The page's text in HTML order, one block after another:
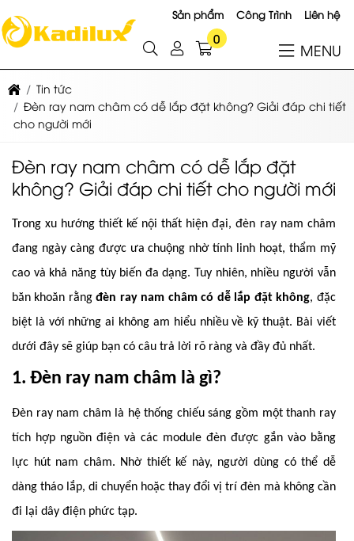
Sản phẩm Công Trình Liên hệ
0
MENU
Tin tức
Đèn ray nam châm có dễ lắp đặt không? Giải đáp chi tiết
cho người mới
Đèn ray nam châm có dễ lắp đặt
không? Giải đáp chi tiết cho người mới
Trong xu hướng thiết kế nội thất hiện đại, đèn ray nam châm
đang ngày càng được ưa chuộng nhờ tính linh hoạt, thẩm mỹ
cao và khả năng tùy biến đa dạng. Tuy nhiên, nhiều người vẫn
băn khoăn rằngđèn ray nam châm có dễ lắp đặt không, đặc
biệt là với những ai không am hiểu nhiều về kỹ thuật. Bài viết
dưới đây sẽ giúp bạn có câu trả lời rõ ràng và đầy đủ nhất.
1. Đèn ray nam châm là gì?
Đèn ray nam châm là hệ thống chiếu sáng gồm một thanh ray
tích hợp nguồn điện và các module đèn được gắn vào bằng
lực hút nam châm. Nhờ thiết kế này, người dùng có thể dễ
dàng tháo lắp, di chuyển hoặc thay đổi vị trí đèn mà không cần
đi lại dây điện phức tạp.